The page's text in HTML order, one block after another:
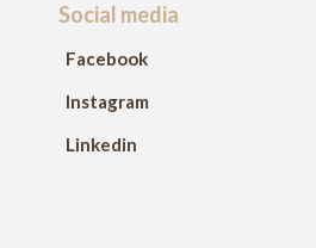
Social media
Facebook
Instagram
Linkedin